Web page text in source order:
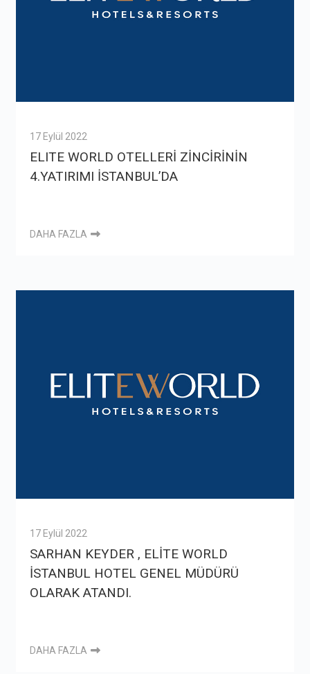
17 Eylül 2022
ELITE WORLD OTELLERİ ZİNCİRİNİN
4.YATIRIMI İSTANBUL’DA
DAHA FAZLA
17 Eylül 2022
SARHAN KEYDER , ELİTE WORLD
İSTANBUL HOTEL GENEL MÜDÜRÜ
OLARAK ATANDI.
DAHA FAZLA